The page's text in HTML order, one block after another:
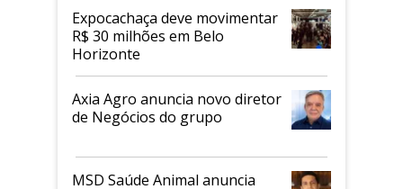
Expocachaça deve movimentar
R$ 30 milhões em Belo
Horizonte
Axia Agro anuncia novo diretor
de Negócios do grupo
MSD Saúde Animal anuncia